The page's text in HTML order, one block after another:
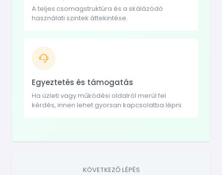
A teljes csomagstruktúra és a skálázódó
használati szintek áttekintése.
Egyeztetés és támogatás
Ha üzleti vagy működési oldalról merül fel
kérdés, innen lehet gyorsan kapcsolatba lépni.
KÖVETKEZŐ LÉPÉS